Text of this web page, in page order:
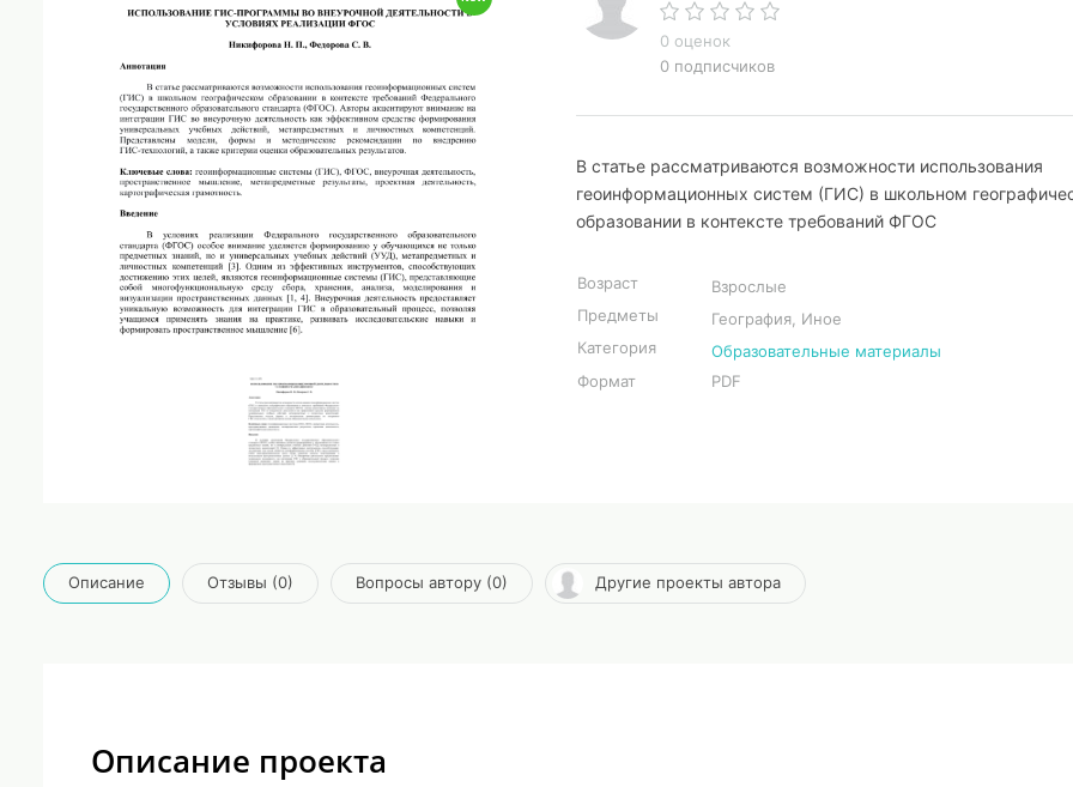
0 оценок
0 подписчиков
В статье рассматриваются возможности использования
геоинформационных систем (ГИС) в школьном
образовании в контексте требований ФГОС
Возраст
Взрослые
Предметы
География, Иное
Категория
Образовательные материалы
Формат
PDF
Описание Отзывы (0) Вопросы автору (0) Другие проекты автора
Описание проекта